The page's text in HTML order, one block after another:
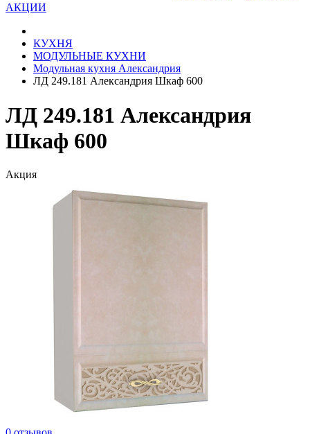
АКЦИИ
КУХНЯ
МОДУЛЬНЫЕ КУХНИ
Модульная кухня Александрия
ЛД 249.181 Александрия Шкаф 600
ЛД 249.181 Александрия
Шкаф 600
Акция